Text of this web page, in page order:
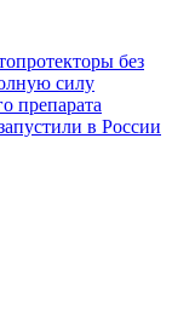
без
силу
препарата
в России